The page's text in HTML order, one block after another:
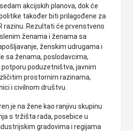
akcijskih planova, dok će
također biti prilagođene za
razinu. Rezultati će prvenstveno
ženama i ženama sa
ženskim udrugama i
sa ženama, poslodavcima,
poduzetništva, javnim
prostornim razinama,
i civilnom društvu.
je na žene kao ranjivu skupinu
s tržišta rada, posebice u
gradovima i regijama